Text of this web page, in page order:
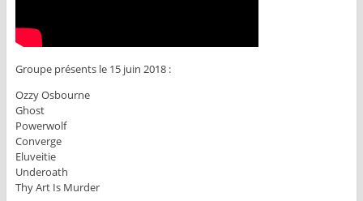
Groupe présents le 15 juin 2018 :
Ozzy Osbourne
Ghost
Powerwolf
Converge
Eluveitie
Underoath
Thy Art Is Murder